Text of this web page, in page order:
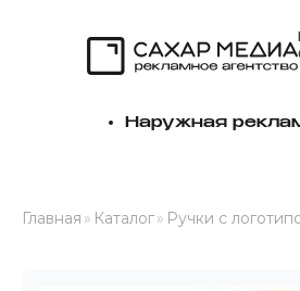
Наружная
Главная » Каталог» Ручки с